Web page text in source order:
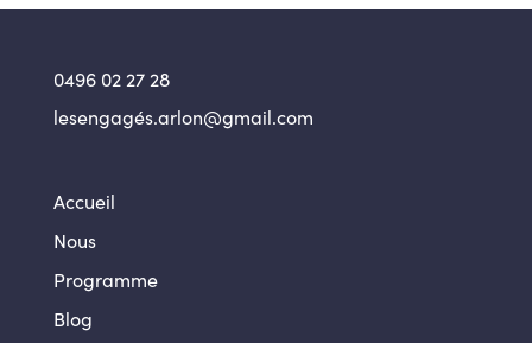
0496 02 27 28
lesengagés.arlon@gmail.com
Accueil
Nous
Programme
Blog